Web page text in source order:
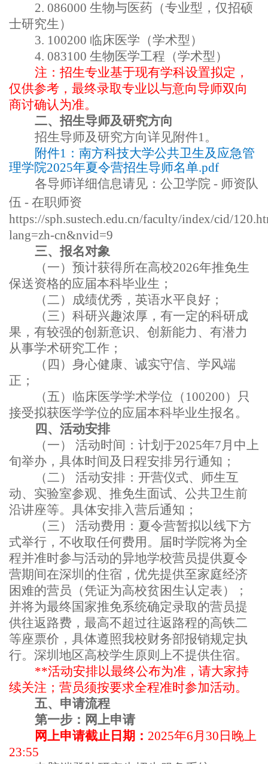
2. 086000 生物与医药（专业型，仅招硕
士研究生）
3. 100200 临床医学（学术型）
4. 083100 生物医学工程（学术型）
注：招生专业基于现有学科设置拟定，
仅供参考，最终录取专业以与意向导师双向
商讨确认为准。
二、招生导师及研究方向
招生导师及研究方向详见附件1 。
附件1：南方科技大学公共卫生及应急管
理学院2025年夏令营招生导师名单.pdf
各导师详细信息请见：公卫学院 - 师资队
伍 - 在职师资
https://sph.sustech.edu.cn/faculty/index/cid/
lang=zh-cn&nvid=9
三、报名对象
（一）预计获得所在高校2026年推免生
保送资格的应届本科毕业生；
（二）成绩优秀，英语水平良好；
（三）科研兴趣浓厚，有一定的科研成
果，有较强的创新意识、创新能力、有潜力
从事学术研究工作；
（四）身心健康、诚实守信、学风端
正；
（五）临床医学学术学位（ 100200）只
接受拟获医学学位的应届本科毕业生报名。
四、活动安排
（一）
活动时间：计划于2025年7 月中上
旬举办，具体时间及日程安排另行通知；
（二）
活动安排：开营仪式、师生互
动、实验室参观、推免生面试、公共卫生前
沿讲座等。具体安排入营后通知；
（三）
活动费用：夏令营暂拟以线下方
式举行，不收取任何费用。届时学院将为全
程并准时参与活动的异地学校营员提供夏令
营期间在深圳的住宿，优先提供至家庭经济
困难的营员（凭证为高校贫困生认定表）；
并将为最终国家推免系统确定录取的营员提
供往返路费，最高不超过往返路程的高铁二
等座票价，具体遵照我校财务部报销规定执
行。深圳地区高校学生原则上不提供住宿。
**活动安排以最终公布为准，请大家持
续关注；营员须按要求全程准时参加活动。
五、申请流程
第一步：网上申请
网上申请截止日期： 2025年6 月 30 日晚上
23:55